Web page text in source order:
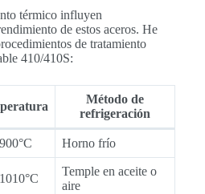
térmico influyen
de estos aceros. He
de tratamiento
410/410S:
Método de
refrigeración
Horno frío
Temple en aceite o
aire